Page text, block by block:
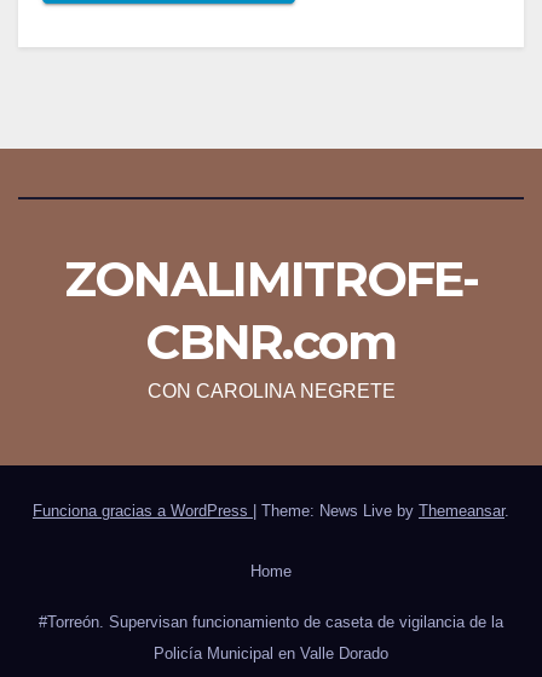
ZONALIMITROFE-
CBNR.com
CON CAROLINA NEGRETE
Funciona gracias a WordPress Theme: News Live by Themeansar.
Home
#Torreón. Supervisan funcionamiento de caseta de vigilancia de la
Policía Municipal en Valle Dorado